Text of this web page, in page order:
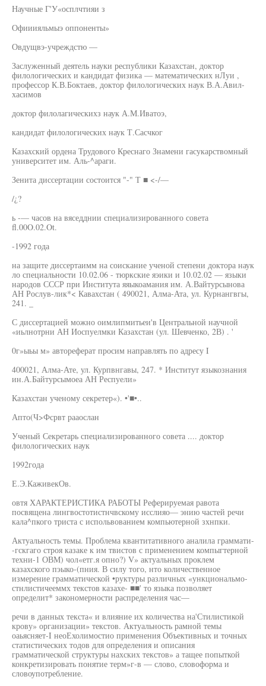
Научные Г'У«осплчтияи з
Офииияльмыэ оппоненты»
Овдущвэ-учреждстю —
Заслуженный деятель науки республики Казахстан, доктор
филологических и кандидат физика — математических нЛуи ,
профессор К.В.Боктаев, доктор филологических наук В.А.Авил-
хасимов
доктор филолагическихз наук А.М.Иватоэ,
кандидат филологических наук Т.Сасчког
Казахский ордена Трудового Креснаго Знамени гасукарствомный
университет им. Аль-^араги.
Зенита диссертации состоится "-" Т ■ <-/—
/¿?
ь -— часов на вяседднии специализированного совета
fl.00O.02.Ot.
-1992 года
на защите диссертаимм на соискание ученой степени доктора наук
ло специальности 10.02.06 - тюркские яэики и 10.02.02 — языки
народов СССР при Института яяыкоамания им. А.Вайтурсынова
АН Рослув-лик*< Кавахстан ( 490021, Алма-Ата, ул. Курнангвгы,
241. _
С диссертацией можно оимлипмитьеи'в Центральной научной
«иьлнотрни АН Иоспуелмки Казахстан (ул. Шевченко, 2В) . '
0г»ыьы м» автореферат просим направлять по адресу I
400021, Алма-Ате, ул. Курпвнгавы, 247. * Институт языкознания
ин.А.Байтурсымоеа АН Респуели»
Казахстан ученому секретер«). •'■•..
Апто(Ч>Фсрвт рааослан
Ученый Секретарь специализированного совета .... доктор
филологических наук
1992года
Е.Э.КаживекОв.
овтя ХАРАКТЕРИСТИКА РАБОТЫ Реферируемая равота
посвящена лингвостотистнчвскому исслияо— энию частей речи
кала^пкого триста с испольвованием компьютерной зхнпки.
Актуальность темы. Проблема квантитативного аналила граммати-
-гскгаго строя казаке к им твистов с применением компыгтерной
техни-1 ОВМ) чол«етг.я опно?) V» актуальных проклем
казахского пэыко-(пния. В силу того, нто количественное
измерение грамматической •руктуры различных «ункциональмо-
стнлистичееммх текстов казахе- ■■' то языка позволяет
определит* закономерности распределения час—
речи в данных текста« и влияние их количества на'Стилистикой
крову» организации» текстов. Актуальность рамной темы
оаьясняет-I неоЕхолимостио применения Объективных и точных
статистических тодов для определения и описания
грамматической структуры нахских текстов» а тащее попыткой
конкретизировать понятие терм»г-в — слово, словоформа и
словоупотребление.